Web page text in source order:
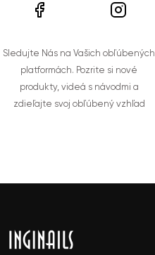
Sledujte Nás na Vašich obľúbených
platformách. Pozrite si nové
produkty, videá s návodmi a
zdieľajte svoj obľúbený vzhľad